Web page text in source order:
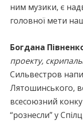
ним музики, є
головної мети
Богдана
проекту,
Сильвестров
Лятошинського,
всесоюзний
“рознесли” у